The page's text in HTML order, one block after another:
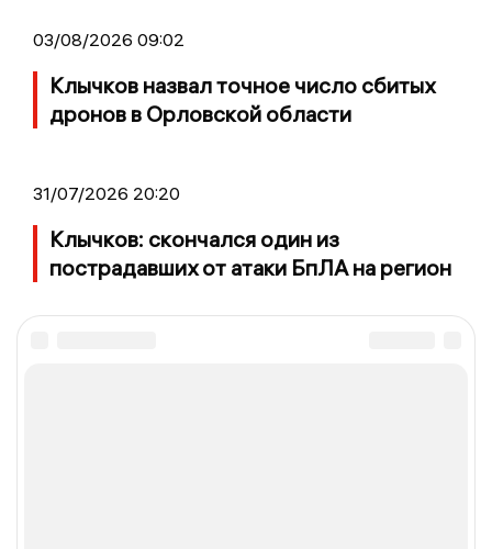
03/08/2026 09:02
Клычков назвал точное число сбитых
дронов в Орловской области
31/07/2026 20:20
Клычков: скончался один из
пострадавших от атаки БпЛА на регион